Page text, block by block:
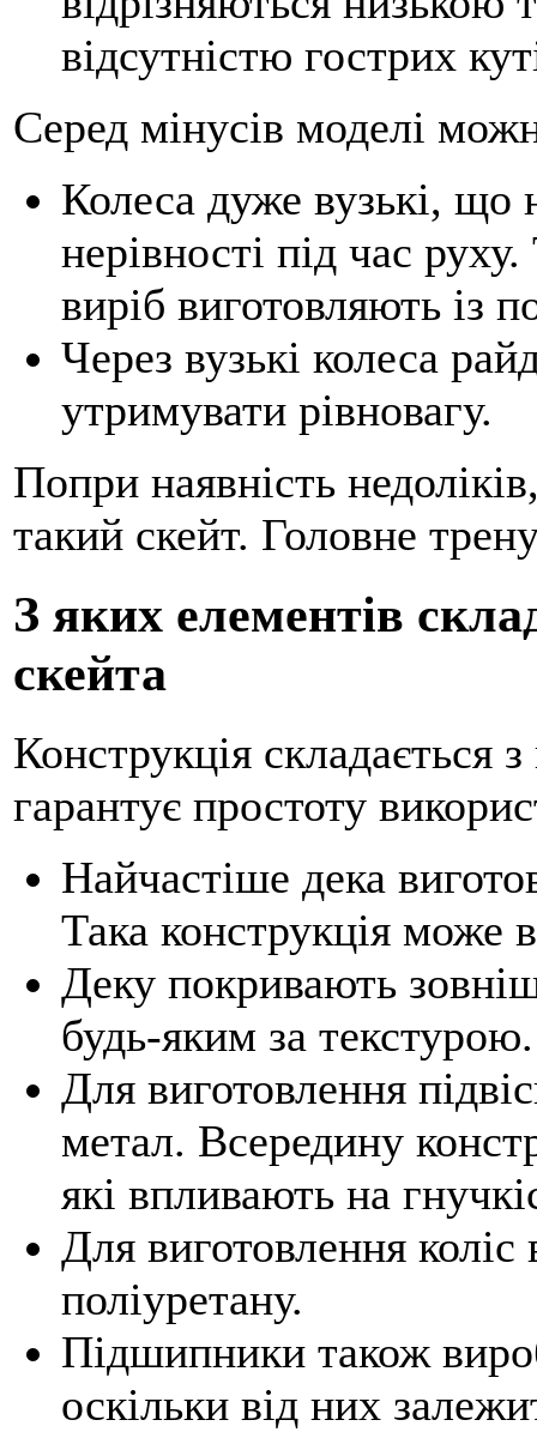
відсутністю гострих
Серед мінусів моделі
Колеса дуже вузькі, що
нерівності під час
виріб виготовляють із
Через вузькі колеса
утримувати рівновагу.
Попри наявність
такий скейт. Головне
З яких елементів
скейта
Конструкція складається
гарантує простоту
Найчастіше дека
Така конструкція може
Деку покривають
будь-яким за текстурою.
Для виготовлення
метал. Всередину
які впливають на
Для виготовлення
поліуретану.
Підшипники також
оскільки від них